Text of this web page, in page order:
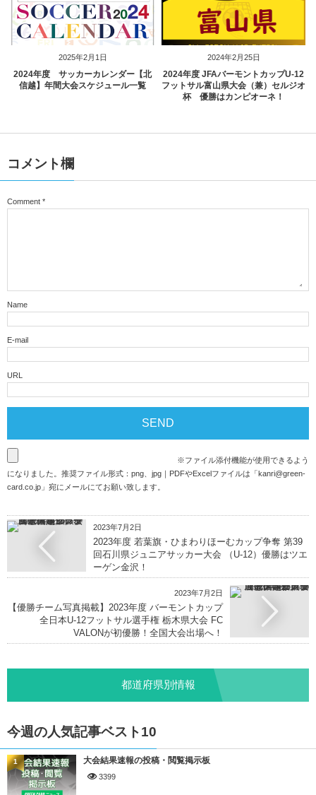
2025年2月1日
2024年度 サッカーカレンダー【北
信越】年間大会スケジュール一覧
2024年2月25日
2024年度 JFAバーモントカップU-12
フットサル富山県大会（兼）セルジオ
杯 優勝はカンピオーネ！
コメント欄
Comment *
Name
E-mail
URL
※ファイル添付機能が使用できるよう
になりました。推奨ファイル形式：png、jpg｜PDFやExcelファイルは「kanri@green-
card.co.jp 」宛にメールにてお願い致します。
2023年7月2日
2023年度 若葉旗・ひまわりほーむカップ争奪 第39
回石川県ジュニアサッカー大会 （U-12）優勝はツエ
ーゲン金沢！
2023年7月2日
【優勝チーム写真掲載】2023年度 バーモントカップ
全日本U-12フットサル選手権 栃木県大会 FC
VALONが初優勝！全国大会出場へ！
都道府県別情報
今週の人気記事ベスト10
大会結果速報の投稿・閲覧掲示板
3399
1